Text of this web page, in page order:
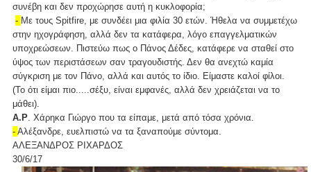
συνέβη και δεν προχώρησε αυτή η κυκλοφορία;
- Με τους Spitfire, με συνδέει μια φιλία 30 ετών. Ήθελα να συμμετέχω
στην ηχογράφηση, αλλά δεν τα κατάφερα, λόγο επαγγελματικών
υποχρεώσεων. Πιστεύω πως ο Πάνος Δέδες, κατάφερε να σταθεί στο
ύψος των περιστάσεων σαν τραγουδιστής. Δεν θα ανεχτώ καμία
σύγκριση με τον Πάνο, αλλά και αυτός το ίδιο. Είμαστε καλοί φίλοι.
(Το ότι είμαι πιο.....σέξυ, είναι εμφανές, αλλά δεν χρειάζεται να το
μάθει).
Α.Ρ . Χάρηκα Γιώργο που τα είπαμε, μετά από τόσα χρόνια.
- Αλέξανδρε, ευελπιστώ να τα ξαναπούμε σύντομα.
ΑΛΕΞΑΝΔΡΟΣ ΡΙΧΑΡΔΟΣ
30/6/17